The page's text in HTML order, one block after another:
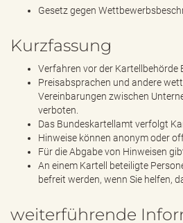
Gesetz gegen
Kurzfassung
Verfahren vor der Kartellbehörde
Preisabsprachen und andere
Vereinbarungen zwischen
verboten.
Das Bundeskartellamt verfolgt
Hinweise können anonym oder
Für die Abgabe von Hinweisen
An einem Kartell beteiligte
befreit werden, wenn Sie helfen,
weiterführende